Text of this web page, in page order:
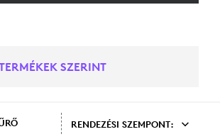
SZERINT
RENDEZÉSI SZEMPONT: